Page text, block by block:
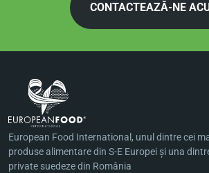
CONTACTEAZĂ-NE
European Food International, unul dintre cei
produse alimentare din S-E Europei şi una
private suedeze din România